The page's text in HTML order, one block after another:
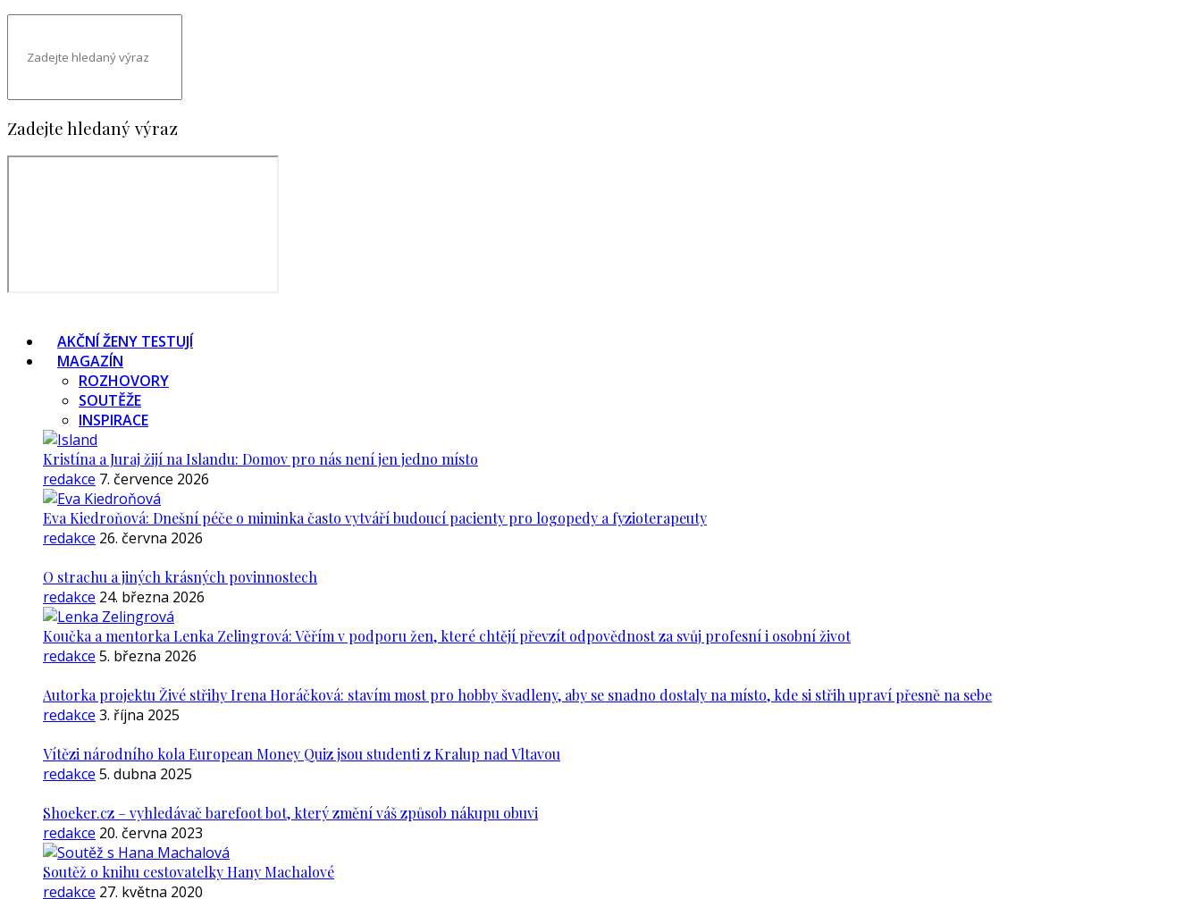
Zadejte hledaný výraz
AKČNÍ ŽENY TESTUJÍ
MAGAZÍN
ROZHOVORY
SOUTĚŽE
INSPIRACE
Kristína a Juraj žijí na Islandu: Domov pro nás není jen jedno místo
redakce 7. července 2026
Eva Kiedroňová: Dnešní péče o miminka často vytváří budoucí pacienty pro logopedy a fyzioterapeuty
redakce 26. června 2026
O strachu a jiných krásných povinnostech
redakce 24. března 2026
Koučka a mentorka Lenka Zelingrová: Věřím v podporu žen, které chtějí převzít odpovědnost za svůj profesní i osobní život
redakce 5. března 2026
Autorka projektu Živé střihy Irena Horáčková: stavím most pro hobby švadleny, aby se snadno dostaly na místo, kde si střih upraví přesně na sebe
redakce 3. října 2025
Vítězi národního kola European Money Quiz jsou studenti z Kralup nad Vltavou
redakce 5. dubna 2025
Shoeker.cz – vyhledávač barefoot bot, který změní váš způsob nákupu obuvi
redakce 20. června 2023
Soutěž o knihu cestovatelky Hany Machalové
redakce 27. května 2020